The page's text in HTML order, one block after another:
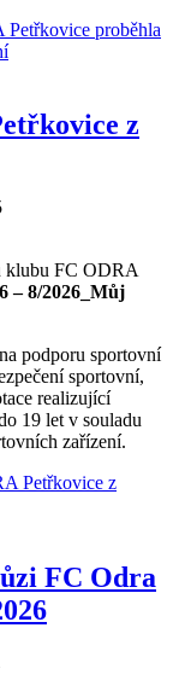
Petřkovice proběhla
z
klubu FC ODRA
– 8/2026_Můj
podporu sportovní
sportovní,
realizující
19 let v souladu
zařízení.
Petřkovice z
FC Odra